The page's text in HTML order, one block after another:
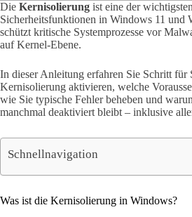
Die Kernisolierung ist eine der wichtigsten
Sicherheitsfunktionen in Windows 11 und
schützt kritische Systemprozesse vor
auf Kernel-Ebene.
In dieser Anleitung erfahren Sie Schritt für
Kernisolierung aktivieren, welche
wie Sie typische Fehler beheben und
manchmal deaktiviert bleibt – inklusive
Schnellnavigation
Was ist die Kernisolierung in Windows?